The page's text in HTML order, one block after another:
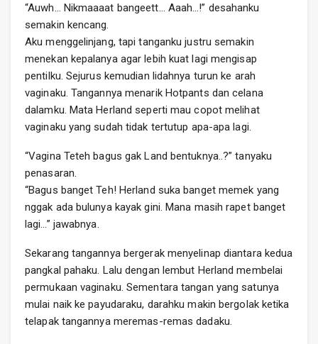
“Auwh… Nikmaaaat bangeett… Aaah…!” desahanku
semakin kencang.
Aku menggelinjang, tapi tanganku justru semakin
menekan kepalanya agar lebih kuat lagi mengisap
pentilku. Sejurus kemudian lidahnya turun ke arah
vaginaku. Tangannya menarik Hotpants dan celana
dalamku. Mata Herland seperti mau copot melihat
vaginaku yang sudah tidak tertutup apa-apa lagi.
“Vagina Teteh bagus gak Land bentuknya..?” tanyaku
penasaran.
“Bagus banget Teh! Herland suka banget memek yang
nggak ada bulunya kayak gini. Mana masih rapet banget
lagi…” jawabnya.
Sekarang tangannya bergerak menyelinap diantara kedua
pangkal pahaku. Lalu dengan lembut Herland membelai
permukaan vaginaku. Sementara tangan yang satunya
mulai naik ke payudaraku, darahku makin bergolak ketika
telapak tangannya meremas-remas dadaku.